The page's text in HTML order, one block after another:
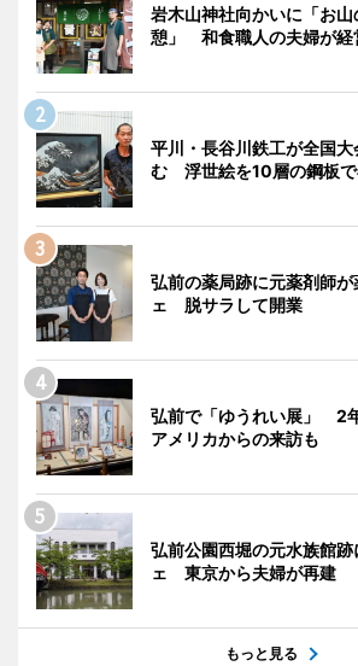
岩木山神社向かいに「お
憩」 和食職人の夫婦が経
平川・長谷川鉄工が全国
む 浮世絵を10層の鋼板
弘前の薬局跡に元薬剤師
ェ 脱サラして開業
弘前で「ゆうれい展」 2
アメリカからの来訪も
弘前公園西堀の元水族館
ェ 東京から夫婦が再建
もっと見る